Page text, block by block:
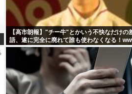
【高市朗報】"チー牛"とかいう不快なだけの
語、遂に完全に廃れて誰も使わなくなる！